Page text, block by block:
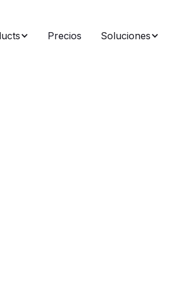
Precios Soluciones